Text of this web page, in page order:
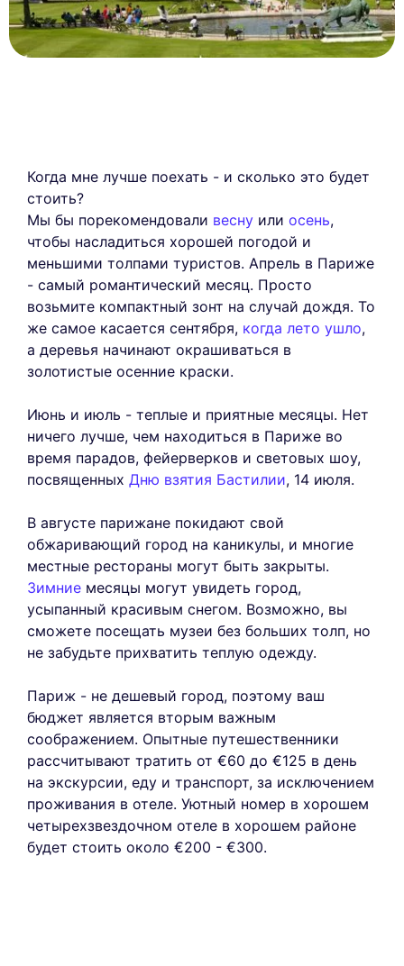
Когда мне лучше поехать - и сколько это будет
стоить?
Мы бы порекомендовали весну или осень,
чтобы насладиться хорошей погодой и
меньшими толпами туристов. Апрель в Париже
- самый романтический месяц. Просто
возьмите компактный зонт на случай дождя. То
же самое касается сентября, когда лето ушло,
а деревья начинают окрашиваться в
золотистые осенние краски.
Июнь и июль - теплые и приятные месяцы. Нет
ничего лучше, чем находиться в Париже во
время парадов, фейерверков и световых шоу,
посвященных Дню взятия Бастилии, 14 июля.
В августе парижане покидают свой
обжаривающий город на каникулы, и многие
местные рестораны могут быть закрыты.
Зимние месяцы могут увидеть город,
усыпанный красивым снегом. Возможно, вы
сможете посещать музеи без больших толп, но
не забудьте прихватить теплую одежду.
Париж - не дешевый город, поэтому ваш
бюджет является вторым важным
соображением. Опытные путешественники
рассчитывают тратить от €60 до €125 в день
на экскурсии, еду и транспорт, за исключением
проживания в отеле. Уютный номер в хорошем
четырехзвездочном отеле в хорошем районе
будет стоить около €200 - €300.